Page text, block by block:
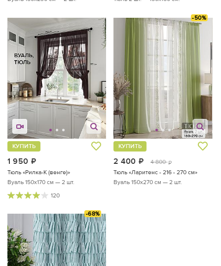
1 950
КУПИТЬ
Тюль «Рилка-К (венге)»
Вуаль 150х170 см — 2 шт.
120
-50%
2 400 руб.
4 800 руб.
КУПИТЬ
Тюль «Ларитенс - 216 - 270 см»
Вуаль 150х270 см — 2 шт.
-68%